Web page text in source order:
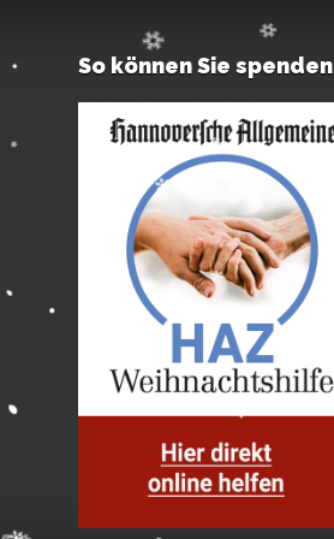
So können Sie spenden